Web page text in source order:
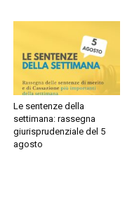
Le sentenze della
settimana: rassegna
giurisprudenziale del 5
agosto